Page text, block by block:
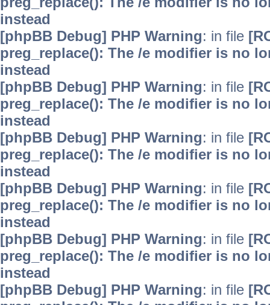
instead
[phpBB Debug] PHP Warning: in file
preg_replace(): The /e modifier is no
instead
[phpBB Debug] PHP Warning: in file
preg_replace(): The /e modifier is no
instead
[phpBB Debug] PHP Warning: in file
preg_replace(): The /e modifier is no
instead
[phpBB Debug] PHP Warning: in file
preg_replace(): The /e modifier is no
instead
[phpBB Debug] PHP Warning: in file
preg_replace(): The /e modifier is no
instead
[phpBB Debug] PHP Warning: in file